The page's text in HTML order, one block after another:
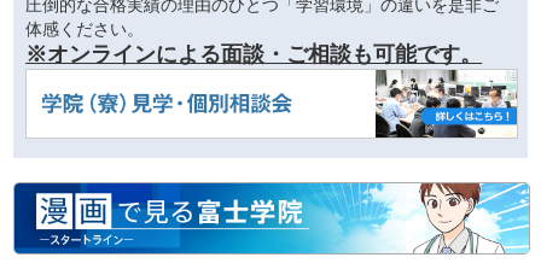
圧倒的な合格実績の理由のひとつ「学習環境」の違いを是非ご
体感ください。
※オンラインによる面談・ご相談も可能です。